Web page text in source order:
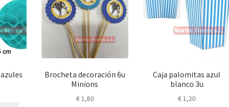
Brocheta decoración 6u
Minions
€1,80
Caja palomitas azul
blanco 3u
€1,20